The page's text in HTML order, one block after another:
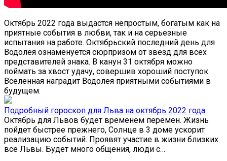
Октябрь 2022 года выдастся непростым, богатым как на
приятные события в любви, так и на серьезные
испытания на работе. Октябрьский последний день для
Водолея ознаменуется сюрпризом от звезд для всех
представителей знака. В канун 31 октября можно
поймать за хвост удачу, совершив хороший поступок.
Вселенная наградит Водолея приятными событиями в
будущем.
Подробный гороскоп для Льва на октябрь 2022 года
Октябрь для Львов будет временем перемен. Жизнь
пойдет быстрее прежнего, Солнце в 3 доме ускорит
реализацию событий. Проявят участие в жизни близких
все Львы. Будет много общения, люди с…